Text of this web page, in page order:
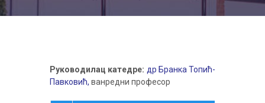
Руководилац катедре: др Бранка Топић-
Павковић, ванредни професор